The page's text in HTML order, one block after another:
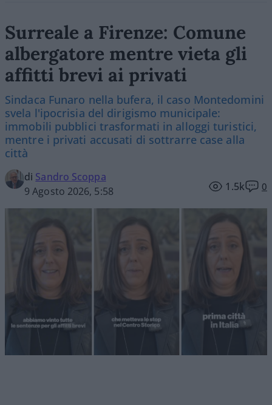
Surreale a Firenze: Comune
albergatore mentre vieta gli
affitti brevi ai privati
Sindaca Funaro nella bufera, il caso Montedomini
svela l'ipocrisia del dirigismo municipale:
immobili pubblici trasformati in alloggi turistici,
mentre i privati accusati di sottrarre case alla
città
di Sandro Scoppa
9 Agosto 2026, 5:58
1.5k 0